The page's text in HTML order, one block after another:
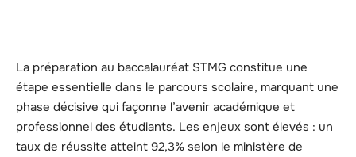
La préparation au baccalauréat STMG constitue une
étape essentielle dans le parcours scolaire, marquant une
phase décisive qui façonne l’avenir académique et
professionnel des étudiants. Les enjeux sont élevés : un
taux de réussite atteint 92,3% selon le ministère de